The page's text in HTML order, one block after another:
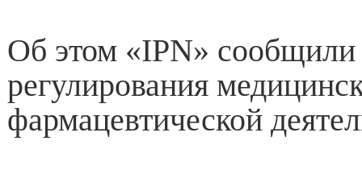
Об этом «IPN» сообщили
регулирования
фармацевтической